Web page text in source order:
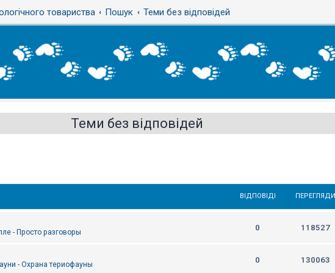
товариства Пошук Теми без відповідей
Теми без відповідей
ВІДПОВІДІ ПЕРЕГЛЯДИ
- Просто разговоры 0 118527
- Охрана териофауны 0 130063